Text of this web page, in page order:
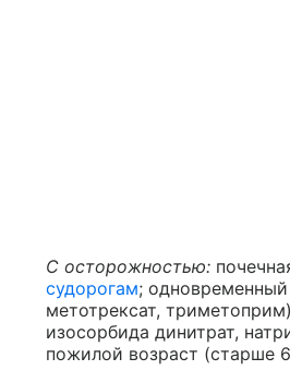
С осторожностью:
судорогам;
метотрексат,
изосорбида динитрат,
пожилой возраст (старше